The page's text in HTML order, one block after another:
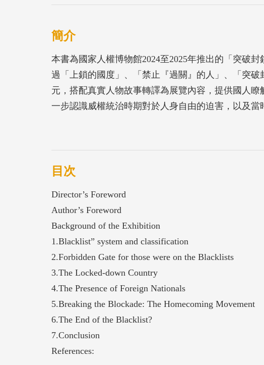
簡介
本書為國家人權博物館2024至2025年推出的「突破
過「上鎖的國度」、「禁止『過關』的人」、「突
元，搭配真實人物故事轉譯為展覽內容，提供國人
一步認識威權統治時期對於人身自由的迫害，以及
目次
Director’s Foreword
Author’s Foreword
Background of the Exhibition
1.Blacklist” system and classification
2.Forbidden Gate for those were on the Blacklists
3.The Locked-down Country
4.The Presence of Foreign Nationals
5.Breaking the Blockade: The Homecoming Movement
6.The End of the Blacklist?
7.Conclusion
References: